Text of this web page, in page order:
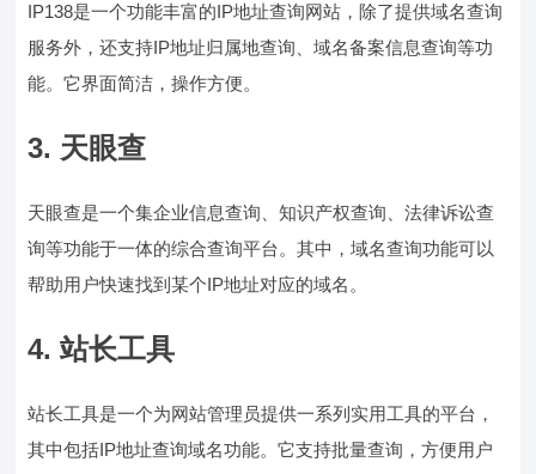
IP138是一个功能丰富的IP地址查询网站，除了提供域名查询
服务外，还支持IP地址归属地查询、域名备案信息查询等功
能。它界面简洁，操作方便。
3. 天眼查
天眼查是一个集企业信息查询、知识产权查询、法律诉讼查
询等功能于一体的综合查询平台。其中，域名查询功能可以
帮助用户快速找到某个IP地址对应的域名。
4. 站长工具
站长工具是一个为网站管理员提供一系列实用工具的平台，
其中包括IP地址查询域名功能。它支持批量查询，方便用户